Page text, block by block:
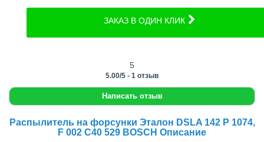
ЗАКАЗ В ОДИН КЛИК
5
5.00/5 - 1 отзыв
Написать отзыв
Распылитель на форсунки Эталон DSLA 142 P 1074,
F 002 C40 529 BOSCH Описание